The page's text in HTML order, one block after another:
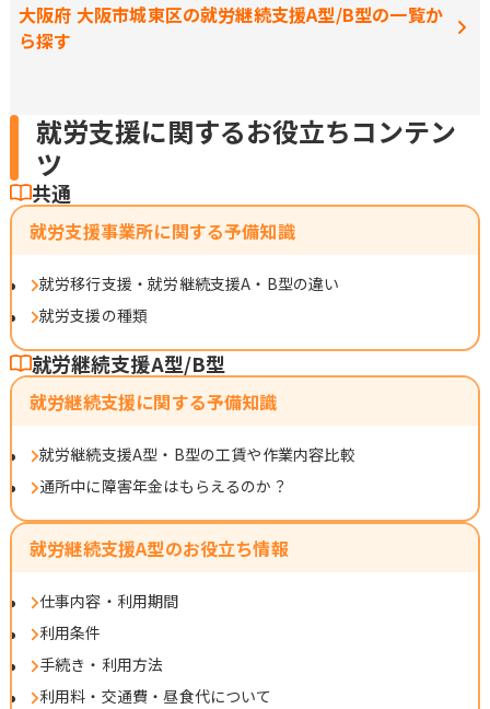
大阪府 大阪市城東区の就労継続支援A型/B型の一覧か
ら探す
就労支援に関するお役立ちコンテン
ツ
共通
就労支援事業所に関する予備知識
就労移行支援・就労継続支援A・B型の違い
就労支援の種類
就労継続支援A型/B型
就労継続支援に関する予備知識
就労継続支援A型・B型の工賃や作業内容比較
通所中に障害年金はもらえるのか？
就労継続支援A型のお役立ち情報
仕事内容・利用期間
利用条件
手続き・利用方法
利用料・交通費・昼食代について